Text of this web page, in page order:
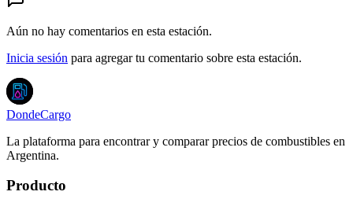
Aún no hay comentarios en esta estación.
Inicia sesión para agregar tu comentario sobre esta estación.
DondeCargo
La plataforma para encontrar y comparar precios de combustibles en
Argentina.
Producto